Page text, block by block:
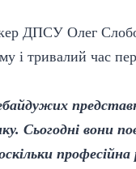
ДПСУ Олег
і тривалий час
Сьогодні вони